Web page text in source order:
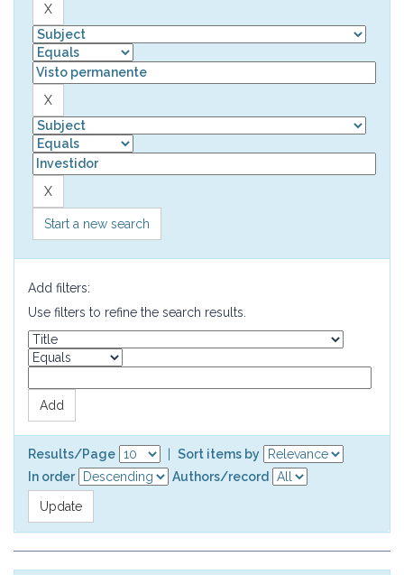
Start a new search
Add filters:
Use filters to refine the search results.
Results/Page
Sort items by
In order
Authors/record